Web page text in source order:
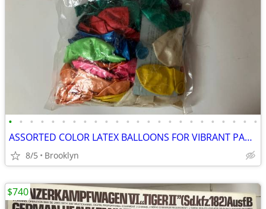
• • • • • • • • • • • • • • • • • • • • • • • •
ASSORTED COLOR LATEX BALLOONS FOR VIBRANT PARTY DECORATIONS EVERYWHERE
8/5 Brooklyn
$740